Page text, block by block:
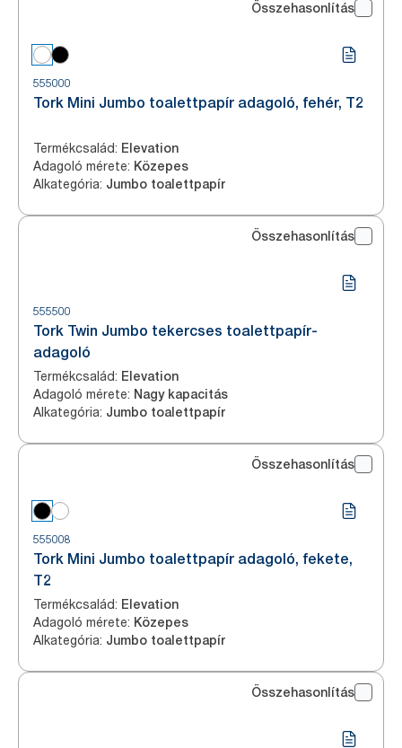
Összehasonlítás
555000
Tork Mini Jumbo toalettpapír adagoló, fehér, T2
Termékcsalád: Elevation
Adagoló mérete: Közepes
Alkategória: Jumbo toalettpapír
Összehasonlítás
555500
Tork Twin Jumbo tekercses toalettpapír-
adagoló
Termékcsalád: Elevation
Adagoló mérete: Nagy kapacitás
Alkategória: Jumbo toalettpapír
Összehasonlítás
555008
Tork Mini Jumbo toalettpapír adagoló, fekete,
T2
Termékcsalád: Elevation
Adagoló mérete: Közepes
Alkategória: Jumbo toalettpapír
Összehasonlítás